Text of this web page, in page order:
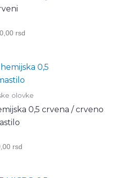
rsd
olovke
0,5 crvena / crveno
rsd